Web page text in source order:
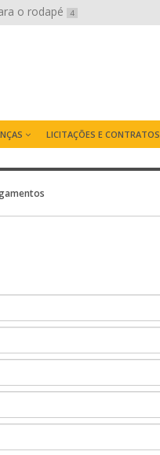
o rodapé 4
LICITAÇÕES E CONTRATOS